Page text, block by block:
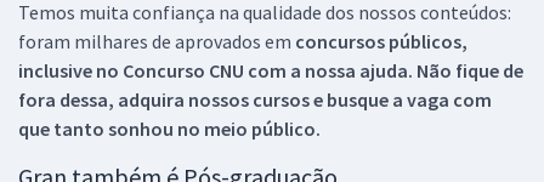
Temos muita confiança na qualidade dos nossos conteúdos:
foram milhares de aprovados em concursos públicos,
inclusive no Concurso CNU com a nossa ajuda. Não fique de
fora dessa, adquira nossos cursos e busque a vaga com
que tanto sonhou no meio público.